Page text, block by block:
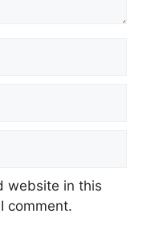
website in this
comment.